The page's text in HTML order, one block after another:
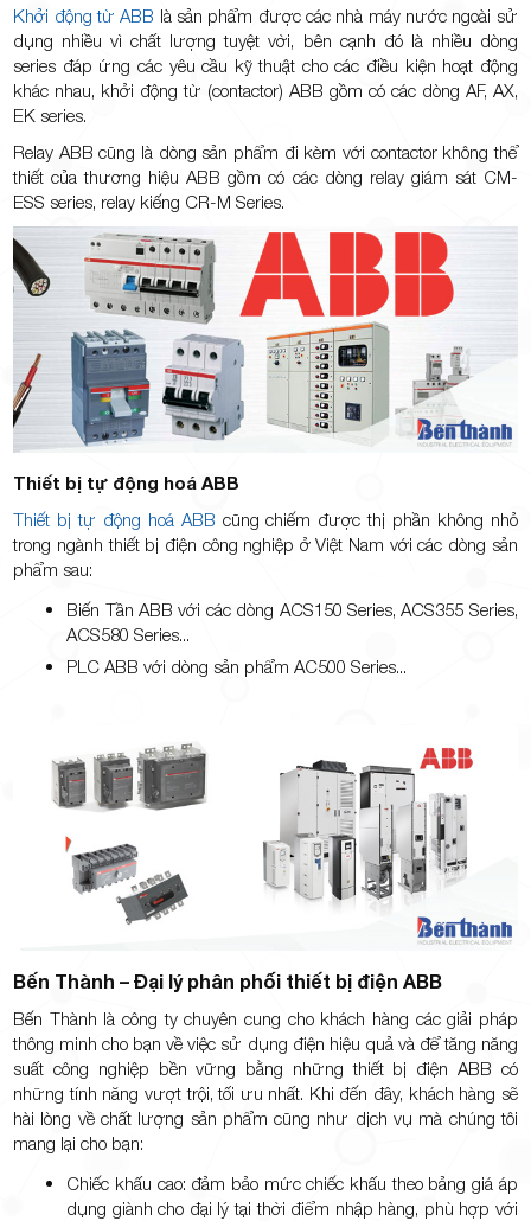
Khởi động từ ABB là sản phẩm được các nhà máy nước ngoài sử
dụng nhiều vì chất lượng tuyệt vời, bên cạnh đó là nhiều dòng
series đáp ứng các yêu cầu kỹ thuật cho các điều kiện hoạt động
khác nhau, khởi động từ (contactor) ABB gồm có các dòng AF, AX,
EK series.
Relay ABB cũng là dòng sản phẩm đi kèm với contactor không thể
thiết của thương hiệu ABB gồm có các dòng relay giám sát CM-
ESS series, relay kiếng CR-M Series.
Thiết bị tự động hoá ABB
Thiết bị tự động hoá ABB cũng chiếm được thị phần không nhỏ
trong ngành thiết bị điện công nghiệp ở Việt Nam với các dòng sản
phẩm sau:
Biến Tần ABB với các dòng ACS150 Series, ACS355 Series,
ACS580 Series...
PLC ABB với dòng sản phẩm AC500 Series...
Bến Thành – Đại lý phân phối thiết bị điện ABB
Bến Thành là công ty chuyên cung cho khách hàng các giải pháp
thông minh cho bạn về việc sử dụng điện hiệu quả và để tăng năng
suất công nghiệp bền vững bằng những thiết bị điện ABB có
những tính năng vượt trội, tối ưu nhất. Khi đến đây, khách hàng sẽ
hài lòng về chất lượng sản phẩm cũng như dịch vụ mà chúng tôi
mang lại cho bạn:
Chiếc khấu cao: đảm bảo mức chiếc khấu theo bảng giá áp
dụng giành cho đại lý tại thời điểm nhập hàng, phù hợp với